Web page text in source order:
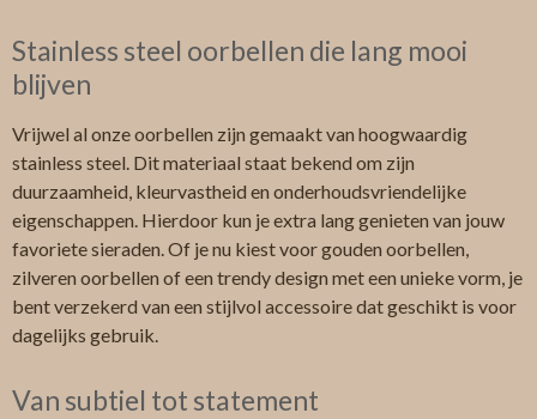
Stainless steel oorbellen die lang mooi
blijven
Vrijwel al onze oorbellen zijn gemaakt van hoogwaardig
stainless steel. Dit materiaal staat bekend om zijn
duurzaamheid, kleurvastheid en onderhoudsvriendelijke
eigenschappen. Hierdoor kun je extra lang genieten van jouw
favoriete sieraden. Of je nu kiest voor gouden oorbellen,
zilveren oorbellen of een trendy design met een unieke vorm, je
bent verzekerd van een stijlvol accessoire dat geschikt is voor
dagelijks gebruik.
Van subtiel tot statement